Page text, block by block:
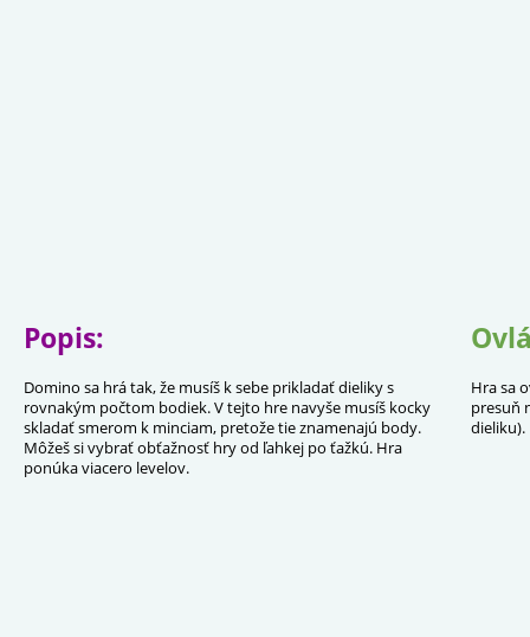
Popis:
Domino sa hrá tak, že musíš k sebe prikladať dieliky s
rovnakým počtom bodiek. V tejto hre navyše musíš kocky
skladať smerom k minciam, pretože tie znamenajú body.
Môžeš si vybrať obťažnosť hry od ľahkej po ťažkú. Hra
ponúka viacero levelov.
Hra sa
presuň
dieliku).